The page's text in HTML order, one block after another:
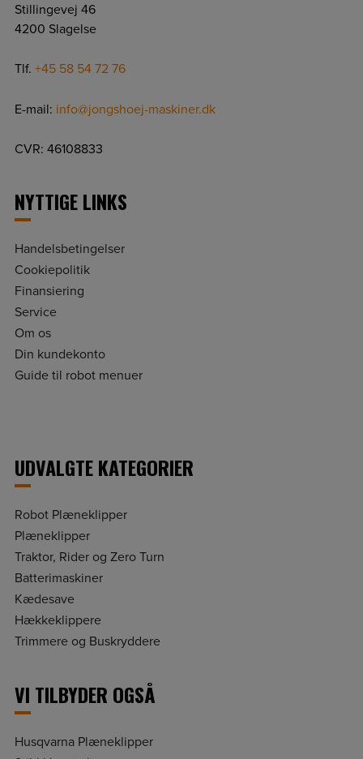
Stillingevej 46
4200 Slagelse
Tlf. +45 58 54 72 76
E-mail: info@jongshoej-maskiner.dk
CVR: 46108833
NYTTIGE LINKS
Handelsbetingelser
Cookiepolitik
Finansiering
Service
Om os
Din kundekonto
Guide til robot menuer
UDVALGTE KATEGORIER
Robot Plæneklipper
Plæneklipper
Traktor, Rider og Zero Turn
Batterimaskiner
Kædesave
Hækkeklippere
Trimmere og Buskryddere
VI TILBYDER OGSÅ
Husqvarna Plæneklipper